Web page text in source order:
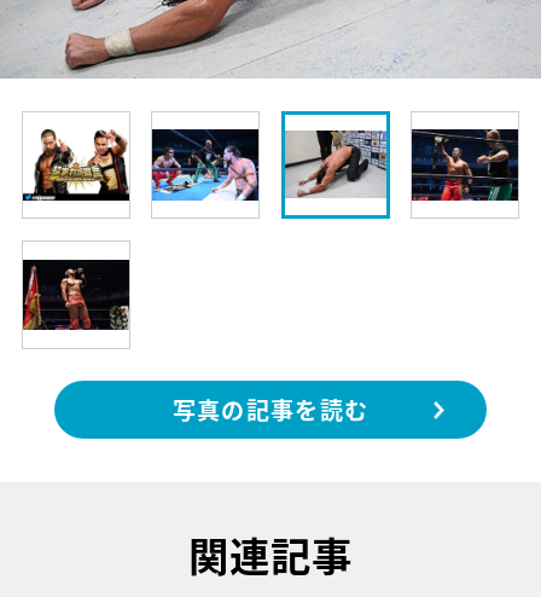
写真の記事を読む
関連記事